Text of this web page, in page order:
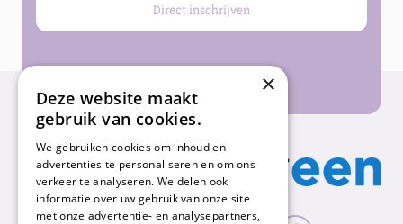
Direct inschrijven
×
Deze website maakt
gebruik van cookies.
We gebruiken cookies om inhoud en
advertenties te personaliseren en om ons
verkeer te analyseren. We delen ook
informatie over uw gebruik van onze site
met onze advertentie- en analysepartners,